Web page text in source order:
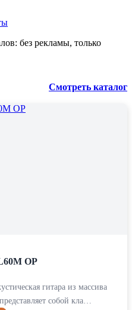
без рекламы, только
Смотреть каталог
OP
гитара из массива
собой кла…